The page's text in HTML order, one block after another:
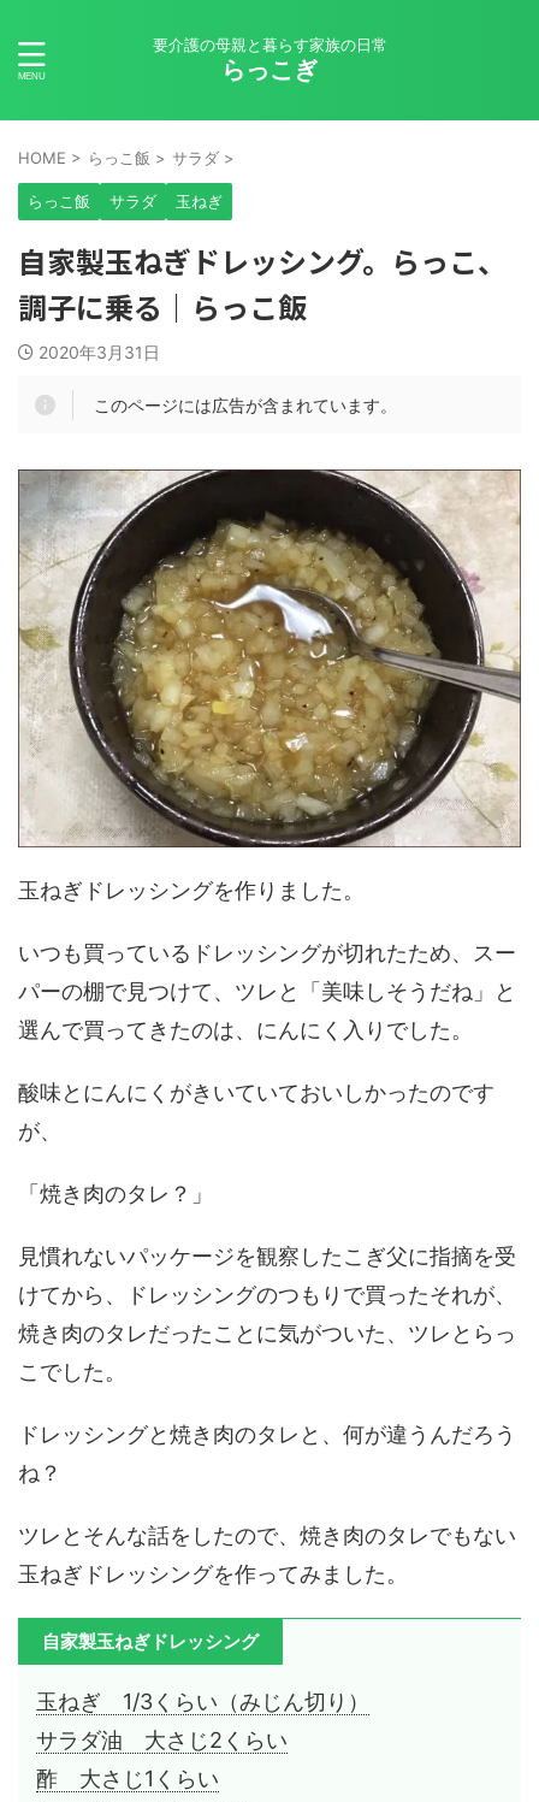
要介護の母親と暮らす家族の日常
らっこぎ
HOME > らっこ飯 > サラダ >
らっこ飯 サラダ 玉ねぎ
自家製玉ねぎドレッシング。らっこ、
調子に乗る｜らっこ飯
2020年3月31日
このページには広告が含まれています。
玉ねぎドレッシングを作りました。
いつも買っているドレッシングが切れたため、スー
パーの棚で見つけて、ツレと「美味しそうだね」と
選んで買ってきたのは、にんにく入りでした。
酸味とにんにくがきいていておいしかったのです
が、
「焼き肉のタレ？」
見慣れないパッケージを観察したこぎ父に指摘を受
けてから、ドレッシングのつもりで買ったそれが、
焼き肉のタレだったことに気がついた、ツレとらっ
こでした。
ドレッシングと焼き肉のタレと、何が違うんだろう
ね？
ツレとそんな話をしたので、焼き肉のタレでもない
玉ねぎドレッシングを作ってみました。
自家製玉ねぎドレッシング
玉ねぎ 1/3くらい（みじん切り）
サラダ油 大さじ2くらい
酢 大さじ1くらい